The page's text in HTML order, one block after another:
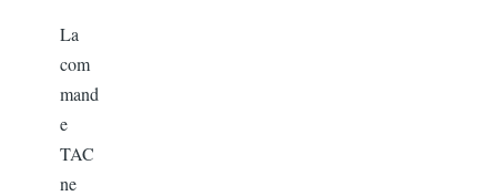
La
com
mand
e
TAC
ne